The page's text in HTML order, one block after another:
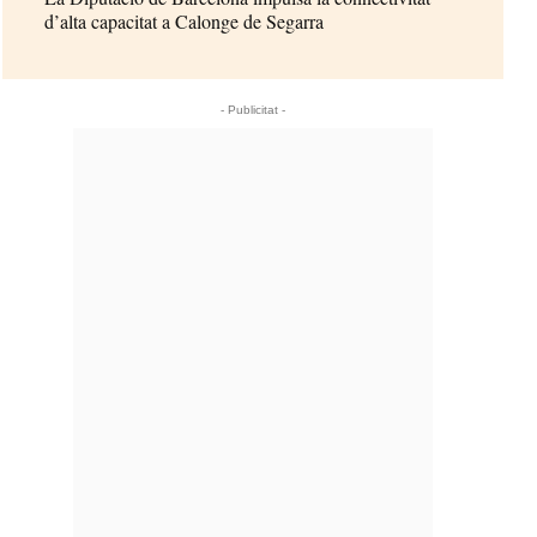
d’alta capacitat a Calonge de Segarra
- Publicitat -